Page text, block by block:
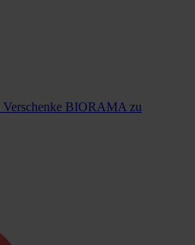
Verschenke BIORAMA zu